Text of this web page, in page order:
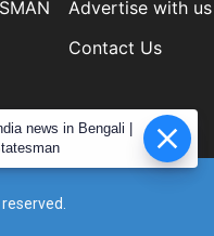
Advertise with us
Contact Us
news in Bengali |